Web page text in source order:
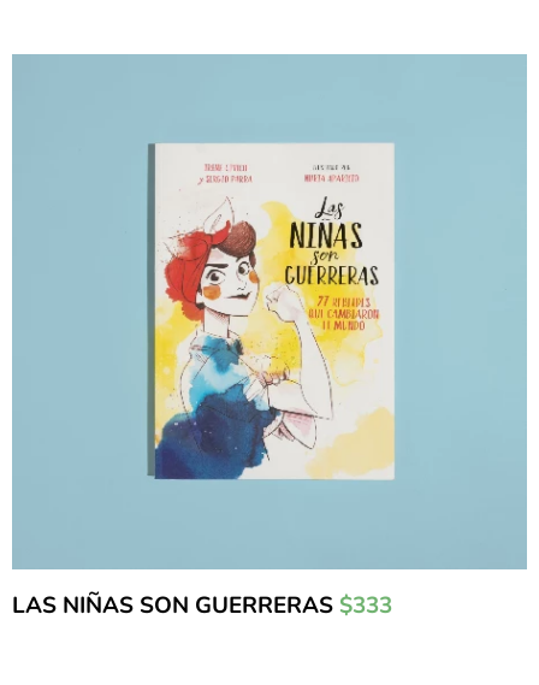
LAS NIÑAS SON GUERRERAS $333